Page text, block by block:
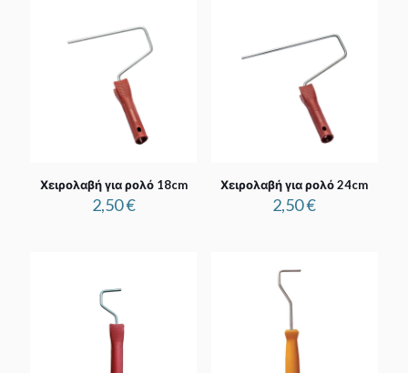
Χειρολαβή για ρολό 18cm
2,50€
Χειρολαβή για ρολό 24cm
2,50€